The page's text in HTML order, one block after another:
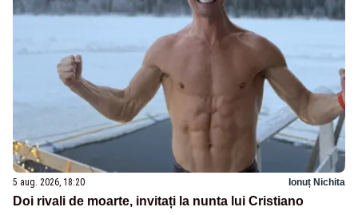
5 aug. 2026, 18:20 Ionuț Nichita
Doi rivali de moarte, invitați la nunta lui Cristiano